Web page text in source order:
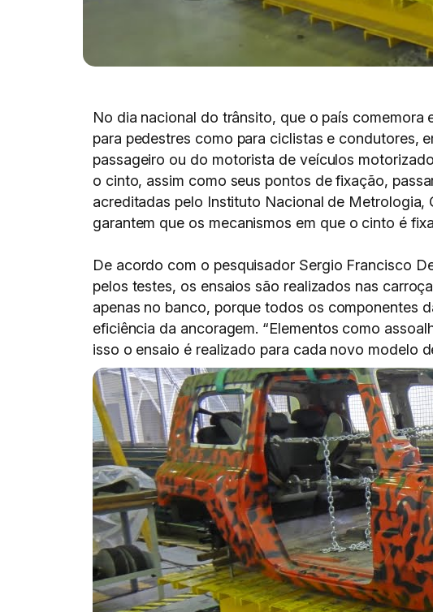
No dia nacional do trânsito, que o país
para pedestres como para ciclistas e condutores,
passageiro ou do motorista de veículos
o cinto, assim como seus pontos de fixação,
acreditadas pelo Instituto Nacional de Metrologia,
garantem que os mecanismos em que o cinto é
De acordo com o pesquisador Sergio Francisco
pelos testes, os ensaios são realizados nas
apenas no banco, porque todos os componentes
eficiência da ancoragem. “Elementos como
isso o ensaio é realizado para cada novo modelo